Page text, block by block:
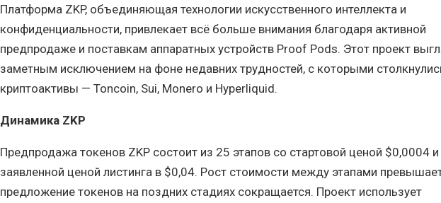
Платформа ZKP, объединяющая технологии искусственного интеллекта и
конфиденциальности, привлекает всё больше внимания благодаря активной
предпродаже и поставкам аппаратных устройств Proof Pods. Этот проект
заметным исключением на фоне недавних трудностей, с которыми
криптоактивы — Toncoin, Sui, Monero и Hyperliquid.
Динамика ZKP
Предпродажа токенов ZKP состоит из 25 этапов со стартовой ценой $0,0004 и
заявленной ценой листинга в $0,04. Рост стоимости между этапами
предложение токенов на поздних стадиях сокращается. Проект использует